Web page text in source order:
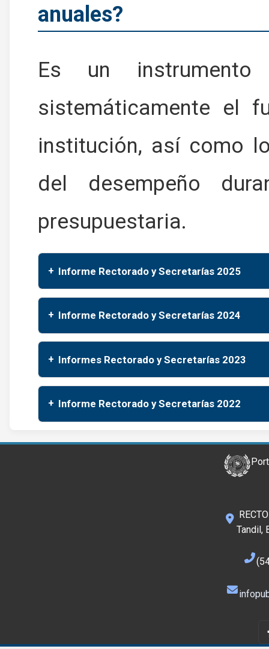
anuales?
Es un
sistemáticamente el
institución, así como
del desempeño
presupuestaria.
Informe Rectorado y Secretarías 2025
Informe Rectorado y Secretarías 2024
Informes Rectorado y Secretarías 2023
Informe Rectorado y Secretarías 2022
Tandil,